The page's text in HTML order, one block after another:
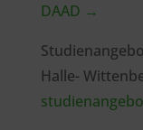
DAAD →
Halle-